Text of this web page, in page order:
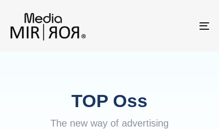
primary
TOP Oss
The new way of advertising